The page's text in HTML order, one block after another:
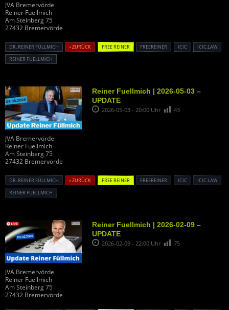
JVA Bremervörde
Reiner Fuellmich
Am Steinberg 75
27432 Bremervörde
DR. REINER FÜLLMICH « ZURÜCK FREE REINER FREEREINER ICIC
ICIC.LAW
REINER FUELLMICH
Reiner Fuellmich | 2026-05-03 –
UPDATE
2026-05-03 - 20:00 Uhr 43
JVA Bremervörde
Reiner Fuellmich
Am Steinberg 75
27432 Bremervörde
DR. REINER FÜLLMICH « ZURÜCK FREE REINER FREEREINER ICIC
ICIC.LAW
REINER FUELLMICH
Reiner Fuellmich | 2026-02-09 –
UPDATE
2026-02-09 - 22:00 Uhr 75
JVA Bremervörde
Reiner Fuellmich
Am Steinberg 75
27432 Bremervörde